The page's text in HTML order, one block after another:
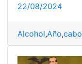
22/08/2024
Alcohol,Año,cabo